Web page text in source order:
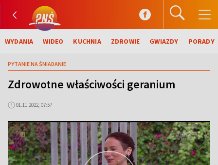
WYDANIA WIDEO KUCHNIA ZDROWIE GWIAZDY PORADY
PYTANIE NA ŚNIADANIE
Zdrowotne właściwości geranium
01.11.2022, 07:57